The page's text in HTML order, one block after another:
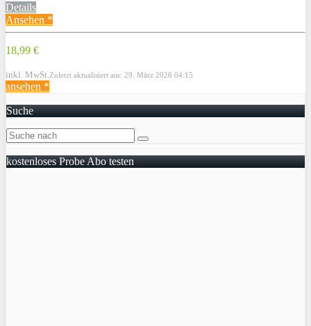
Details
Ansehen *
18,99 €
inkl. MwSt. Zuletzt aktualisiert am: 29. März 2026 04:15
ansehen *
Suche
kostenloses Probe Abo testen